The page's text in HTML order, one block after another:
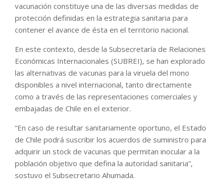
vacunación constituye una de las diversas medidas de
protección definidas en la estrategia sanitaria para
contener el avance de ésta en el territorio nacional.
En este contexto, desde la Subsecretaría de Relaciones
Económicas Internacionales (SUBREI), se han explorado
las alternativas de vacunas para la viruela del mono
disponibles a nivel internacional, tanto directamente
como a través de las representaciones comerciales y
embajadas de Chile en el exterior.
“En caso de resultar sanitariamente oportuno, el Estado
de Chile podrá suscribir los acuerdos de suministro para
adquirir un stock de vacunas que permitan inocular a la
población objetivo que defina la autoridad sanitaria”,
sostuvo el Subsecretario Ahumada.